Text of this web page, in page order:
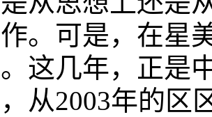
。可是，在星
这几年，正是
从2003年的区